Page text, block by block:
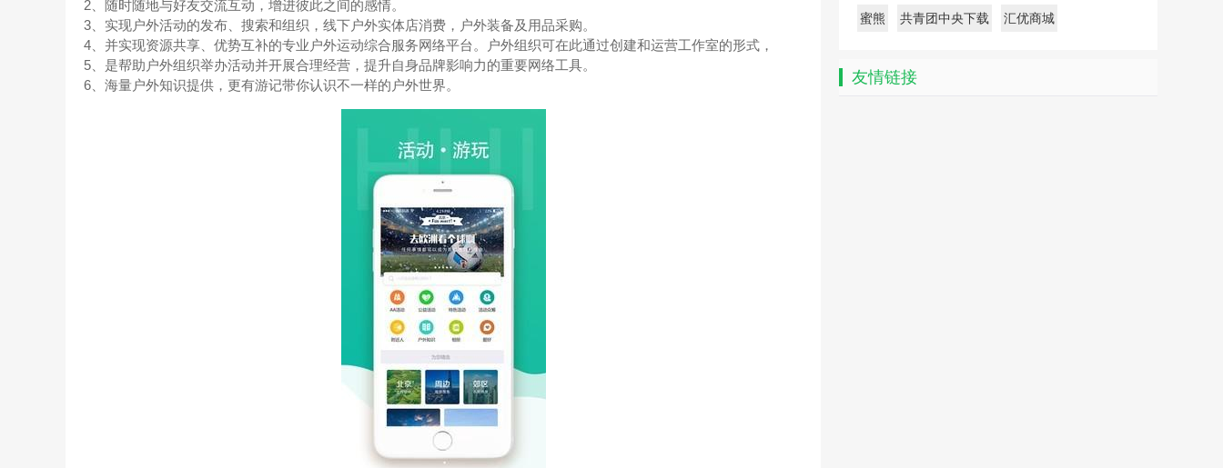
2、随时随地与好友交流互动，增进彼此之间的感情。
3、实现户外活动的发布、搜索和组织，线下户外实体店消费，户外装备及用品采购。
4、并实现资源共享、优势互补的专业户外运动综合服务网络平台。户外组织可在此通过创建和运营工作室的形式，
5、是帮助户外组织举办活动并开展合理经营，提升自身品牌影响力的重要网络工具。
6、海量户外知识提供，更有游记带你认识不一样的户外世界。
蜜熊 共青团中央下载 汇优商城
友情链接